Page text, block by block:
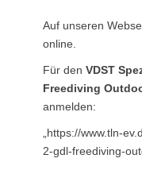
Auf unseren
online.
Für den VDST
Freediving
anmelden:
„https://www.tln-
2-gdl-freediving-